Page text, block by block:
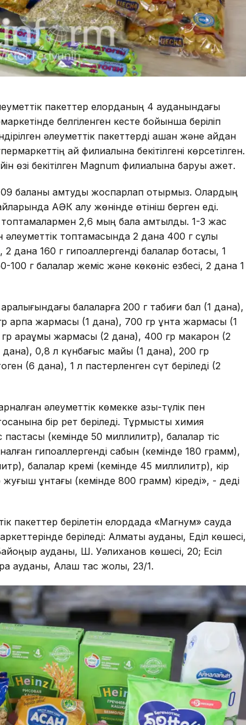
пакеттер елорданың 4 ауданындағы
белгіленген кесте бойынша беріліп
әлеуметтік пакеттерді қашан және қайдан
қай филиалына бекітілгені көрсетілген.
өзі бекітілген Magnum филиалына баруы қажет.
баланы қамтуды жоспарлап отырмыз. Олардың
АӘК алу жөнінде өтініш берген еді.
топтамалармен 2,6 мың бала қамтылды. 1-3 жас
әлеуметтік топтамасында 2 дана 400 г сұлы
160 г гипоаллергенді балалар ботқасы, 1
100 г балалар жеміс және көкөніс езбесі, 2 дана 1
балаларға 200 г табиғи бал (1 дана),
арпа жармасы (1 дана), 700 гр ұнтақ жармасы (1
қарақұмық жармасы (2 дана), 400 гр макарон (2
0,8 л күнбағыс майы (1 дана), 200 гр
(6 дана), 1 л пастерленген сүт беріледі (2
әлеуметтік көмекке азық-түлік пен
бір рет беріледі. Тұрмыстық химия
(кемінде 50 миллилитр), балалар тіс
гипоаллергенді сабын (кемінде 180 грамм),
балалар кремі (кемінде 45 миллилитр), кір
ұнтағы (кемінде 800 грамм) кіреді», - деді
пакеттер берілетін елордада «Магнум» сауда
беріледі: Алматы ауданы, Еділ көшесі,
ауданы, Ш. Уәлиханов көшесі, 20; Есіл
ауданы, Алаш тас жолы, 23/1.